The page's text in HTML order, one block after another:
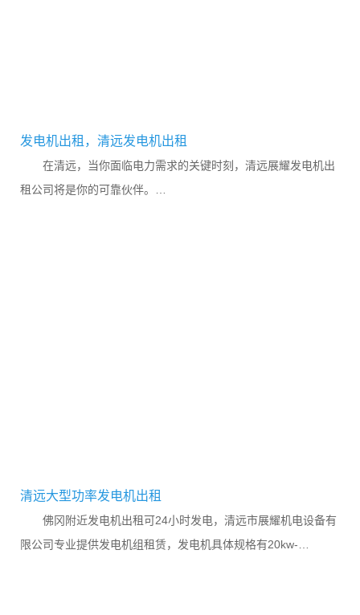
发电机出租，清远发电机出租
在清远，当你面临电力需求的关键时刻，清远展耀发电机出
租公司将是你的可靠伙伴。
清远大型功率发电机出租
佛冈附近发电机出租可24小时发电，清远市展耀机电设备有
限公司专业提供发电机组租赁，发电机具体规格有20kw-